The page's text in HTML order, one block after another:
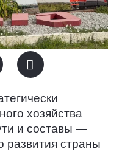
хозяйства
и составы —
развития страны